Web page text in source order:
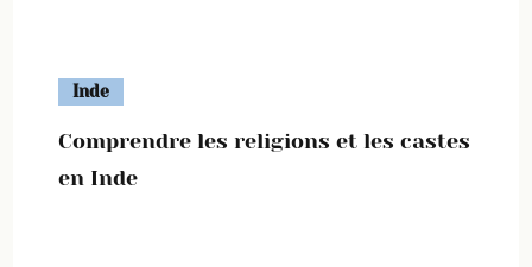
Inde
Comprendre les religions et les castes
en Inde